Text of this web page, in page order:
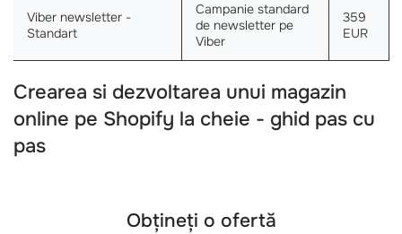
Viber newsletter -
Standart
Campanie standard
de newsletter pe
Viber
359
EUR
Crearea si dezvoltarea unui magazin
online pe Shopify la cheie - ghid pas cu
pas
Obțineți o ofertă